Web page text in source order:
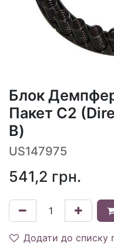
Блок
Пакет C2
В)
US147975
541,2 грн.
Додати до списку